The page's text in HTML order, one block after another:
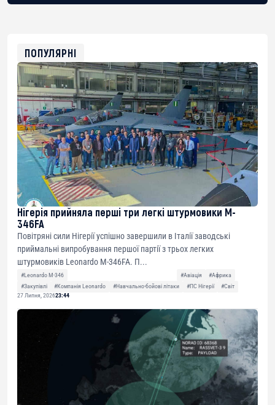
0xfD02863D3289416fcF50975c9DFda13623f97758
ПОПУЛЯРНІ
Нігерія прийняла перші три легкі штурмовики M-
346FA
Повітряні сили Нігерії успішно завершили в Італії заводські
приймальні випробування першої партії з трьох легких
штурмовиків Leonardo M-346FA. П...
#Leonardo M-346 #Авіація
#Африка
#Закупівлі
#Компанія Leonardo #Навчально-бойові літаки #ПС Нігерії
#Світ
27 Липня, 202623:44